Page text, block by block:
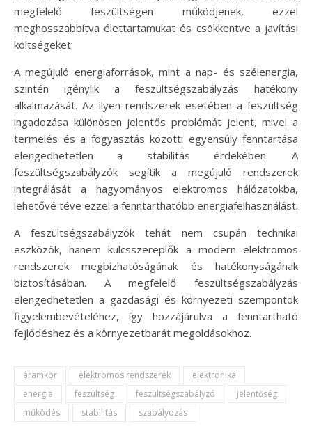
megfelelő feszültségen működjenek, ezzel
meghosszabbítva élettartamukat és csökkentve a javítási
költségeket.
A megújuló energiaforrások, mint a nap- és szélenergia,
szintén igénylik a feszültségszabályzás hatékony
alkalmazását. Az ilyen rendszerek esetében a feszültség
ingadozása különösen jelentős problémát jelent, mivel a
termelés és a fogyasztás közötti egyensúly fenntartása
elengedhetetlen a stabilitás érdekében. A
feszültségszabályzók segítik a megújuló rendszerek
integrálását a hagyományos elektromos hálózatokba,
lehetővé téve ezzel a fenntarthatóbb energiafelhasználást.
A feszültségszabályzók tehát nem csupán technikai
eszközök, hanem kulcsszereplők a modern elektromos
rendszerek megbízhatóságának és hatékonyságának
biztosításában. A megfelelő feszültségszabályzás
elengedhetetlen a gazdasági és környezeti szempontok
figyelembevételéhez, így hozzájárulva a fenntartható
fejlődéshez és a környezetbarát megoldásokhoz.
áramkör elektromos rendszerek
elektronika
energia
feszültség feszültségszabályzó
jelentőség
működés
stabilitás szabályozás